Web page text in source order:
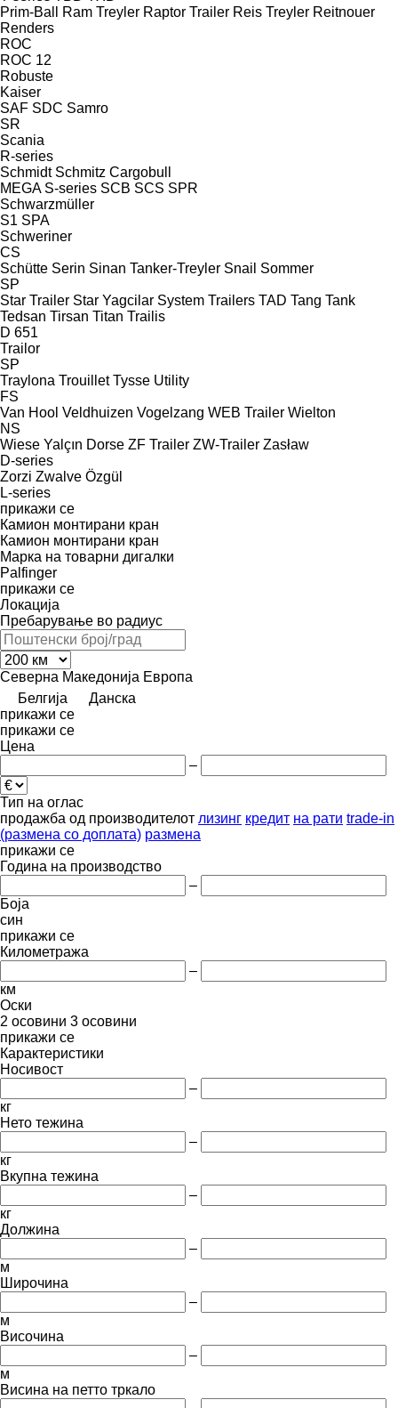
Prim-Ball
Ram Treyler Raptor Trailer Reis Treyler Reitnouer
Renders
ROC
ROC 12
Robuste
Kaiser
SAF SDC Samro
SR
Scania
R-series
Schmidt Schmitz Cargobull
MEGA S-series SCB SCS SPR
Schwarzmüller
S1 SPA
Schweriner
CS
Schütte Serin Sinan Tanker-Treyler Snail Sommer
SP
Star Trailer Star Yagcilar System Trailers TAD Tang Tank
Tedsan Tirsan Titan Trailis
D 651
Trailor
SP
Traylona Trouillet Tysse Utility
FS
Van Hool Veldhuizen Vogelzang WEB Trailer Wielton
NS
Wiese Yalçın Dorse ZF Trailer ZW-Trailer Zasław
D-series
Zorzi Zwalve Özgül
L-series
прикажи се
Камион монтирани кран
Камион монтирани кран
Марка на товарни дигалки
Palfinger
прикажи се
Локација
Пребарување во радиус
Северна Македонија Европа
Белгија
Данска
прикажи се
прикажи се
Цена
–
Тип на оглас
продажба од производителот лизинг кредит на рати trade-in
(размена со доплата) размена
прикажи се
Година на производство
–
Боја
син
прикажи се
Километража
–
км
Оски
2 осовини 3 осовини
прикажи се
Карактеристики
Носивост
–
кг
Нето тежина
–
кг
Вкупна тежина
–
кг
Должина
–
м
Широчина
–
м
Височина
–
м
Висина на петто тркало